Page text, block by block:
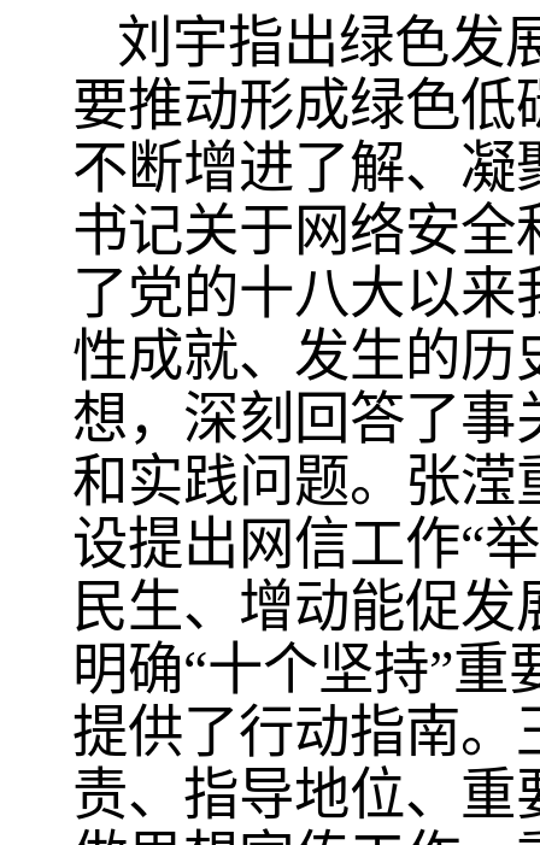
刘宇指出绿色发
要推动形成绿色低
不断增进了解、凝
书记关于网络安全
了党的十八大以
性成就、发生的历
想，深刻回答了事
和实践问题。张滢
设提出网信工作“
民生、增动能促
明确“十个坚持”
提供了行动指南。
责、指导地位、重